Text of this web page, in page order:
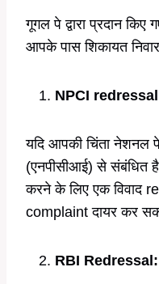
गूगल पे द्वारा प्रदान
आपके पास शिकायत
NPCI redressal
यदि आपकी चिंता नेशनल
(एनपीसीआई) से संबंधित
करने के लिए एक विवाद
complaint दायर कर
RBI Redressal: